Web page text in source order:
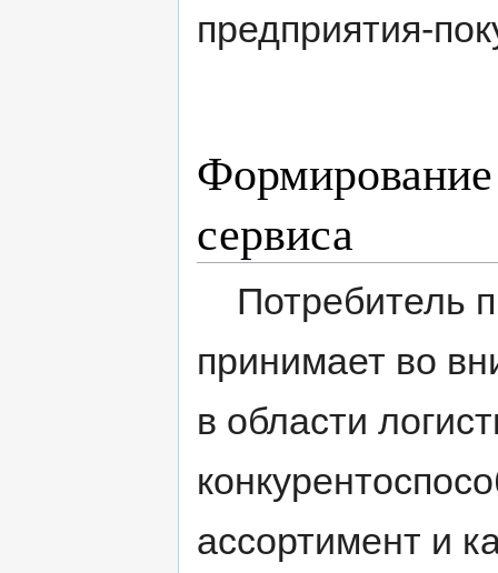
предприятия-
Формирование
сервиса
Потребитель
принимает во
в области
ассортимент и